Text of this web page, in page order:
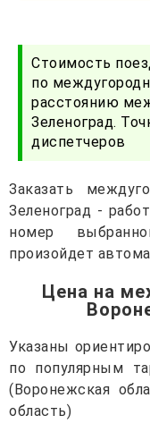
Стоимость
по
расстоянию
Зеленоград.
диспетчеров
Заказать
Зеленоград -
номер
произойдет
Цена на
Указаны
по популярным
(Воронежская
область)